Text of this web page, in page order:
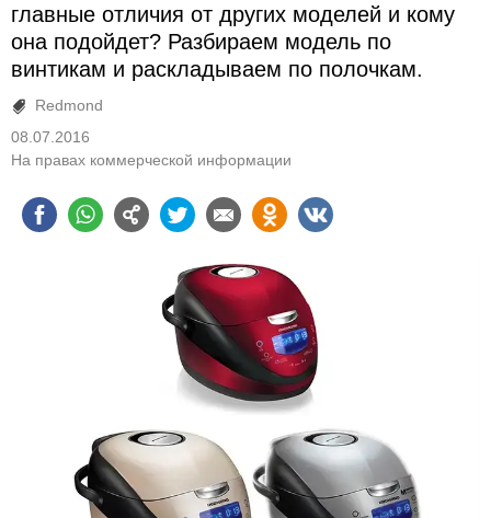
главные отличия от других моделей и кому
она подойдет? Разбираем модель по
винтикам и раскладываем по полочкам.
Redmond
08.07.2016
На правах коммерческой информации